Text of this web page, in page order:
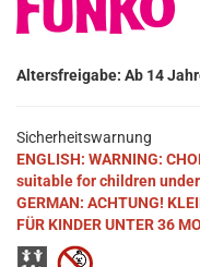
Altersfreigabe: Ab 14
Sicherheitswarnung
ENGLISH: WARNING:
suitable for children
GERMAN: ACHTUNG!
FÜR KINDER UNTER 36